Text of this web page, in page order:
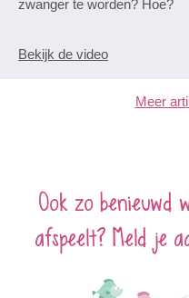
zwanger te worden? Hoe?
Bekijk de video
Meer
Ook zo benieuwd
afspeelt? Meld je